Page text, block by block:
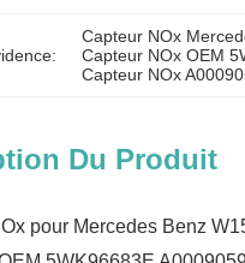
Capteur NOx
Capteur NOx OEM
Capteur NOx
Du Produit
pour Mercedes Benz